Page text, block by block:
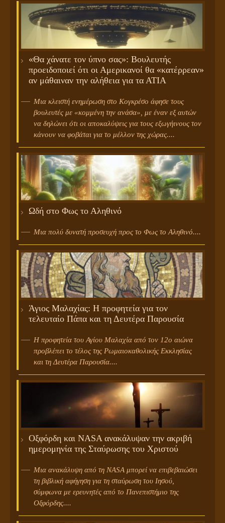
«Θα χάνατε τον ύπνο σας»: Βουλευτής
προειδοποιεί ότι οι Αμερικανοί θα «κατέρρεαν»
αν μάθαιναν την αλήθεια για τα ΑΤΙΑ
Μια κλειστή ενημέρωση στο Κογκρέσο άφησε τους
βουλευτές με «κομμένη την ανάσα», με έναν εξ αυτών
να δηλώνει ότι οι αποκαλύψεις για τους εξωγήινους τον
κάνουν να φοβάται για το μέλλον της χώρας....
Ωδή στο Φως το Αληθινό
Μια πολύ δυνατή προσευχή προς το Φως το Αληθινό....
Άγιος Μαλαχίας: Η προφητεία για τον
τελευταίο Πάπα και τη Δευτέρα Παρουσία
Η προφητεία του Αγίου Μαλαχία από τον 12ο αιώνα
προβλέπει το τέλος της Ρωμαιοκαθολικής Εκκλησίας
και τη Δευτέρα Παρουσία....
Οξφόρδη και NASA ανακάλυψαν την ακριβή
ημερομηνία της Σταύρωσης του Χριστού
Μια ανακάλυψη από τη NASA μπορεί να επιβεβαιώσει
τη βιβλική αφήγηση για τη σταύρωση του Ιησού,
σύμφωνα με ερευνητές από το Πανεπιστήμιο της
Οξφόρδης....